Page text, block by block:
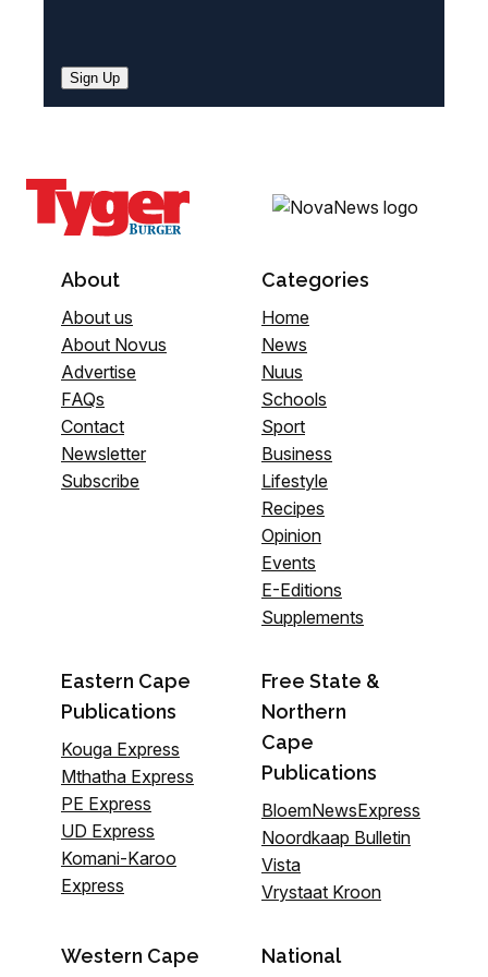
Sign Up
About
About us
About Novus
Advertise
FAQs
Contact
Newsletter
Subscribe
Categories
Home
News
Nuus
Schools
Sport
Business
Lifestyle
Recipes
Opinion
Events
E-Editions
Supplements
Eastern Cape
Publications
Kouga Express
Mthatha Express
PE Express
UD Express
Komani-Karoo
Express
Free State &
Northern
Cape
Publications
BloemNewsExpress
Noordkaap Bulletin
Vista
Vrystaat Kroon
Western Cape
National